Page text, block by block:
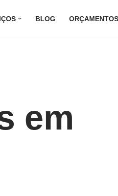
BLOG ORÇAMENTOS
em